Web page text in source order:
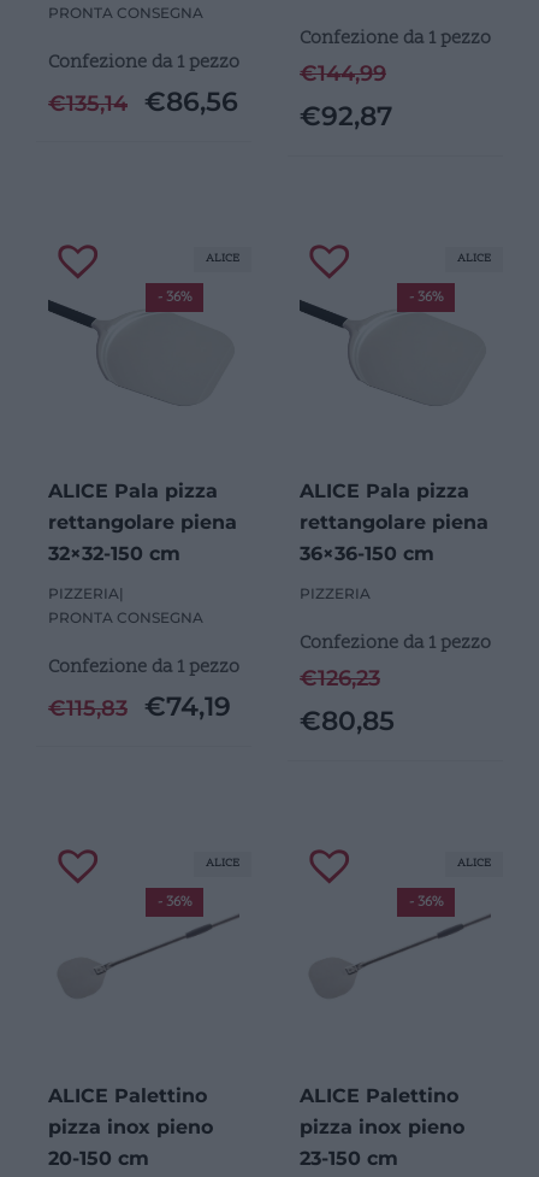
PRONTA CONSEGNA
Confezione da 1 pezzo
€135,14 €86,56
Confezione da 1 pezzo
€144,99
€92,87
ALICE Pala pizza
rettangolare piena
32×32-150 cm
PIZZERIA|
PRONTA CONSEGNA
Confezione da 1 pezzo
€115,83 €74,19
- 36%
ALICE
ALICE Pala pizza
rettangolare piena
36×36-150 cm
PIZZERIA
Confezione da 1 pezzo
€126,23
€80,85
- 36%
ALICE
ALICE Palettino
pizza inox pieno
20-150 cm
- 36%
ALICE
ALICE Palettino
pizza inox pieno
23-150 cm
- 36%
ALICE